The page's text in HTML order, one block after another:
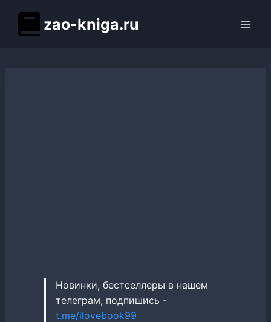
содержимому
zao-kniga.ru
Новинки, бестселлеры в нашем
телеграм, подпишись -
t.me/ilovebook99